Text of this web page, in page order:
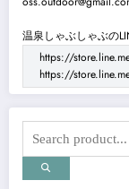
温泉しゃぶしゃぶの
https://
https://